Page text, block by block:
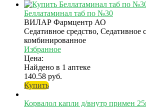
Беллатаминал таб по №30
ВИЛАР Фармцентр АО
Седативное средство, Седативное
комбинированное
Избранное
Цена:
Найдено в 1 аптеке
140.58 руб.
Купить
Корвалол капли д/внутр примен